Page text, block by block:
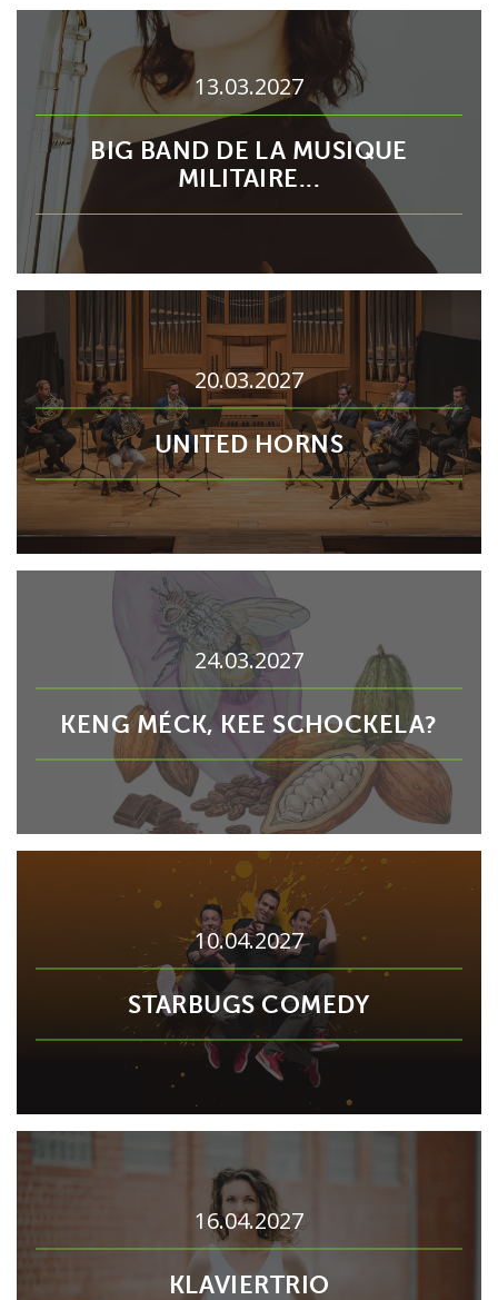
13.03.2027
BIG BAND DE LA MUSIQUE
MILITAIRE...
20.03.2027
UNITED HORNS
24.03.2027
KENG MÉCK, KEE SCHOCKELA?
10.04.2027
STARBUGS COMEDY
16.04.2027
KLAVIERTRIO